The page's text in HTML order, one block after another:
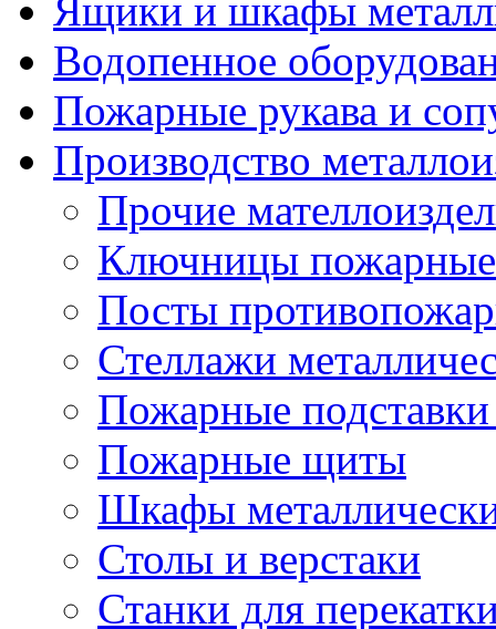
Ящики и шкафы
Водопенное
Пожарные рукава и
Производство
Прочие
Ключницы пожарные
Посты
Стеллажи
Пожарные
Пожарные щиты
Шкафы
Столы и верстаки
Станки для